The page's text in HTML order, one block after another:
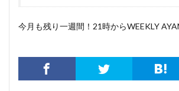
今月も残り一週間！21時からWEEKLY